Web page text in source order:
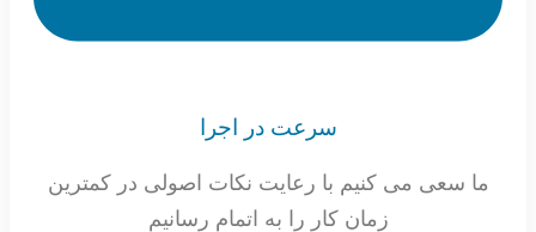
سرعت در اجرا
ما سعی می کنیم با رعایت نکات اصولی در کمترین
زمان کار را به اتمام رسانیم